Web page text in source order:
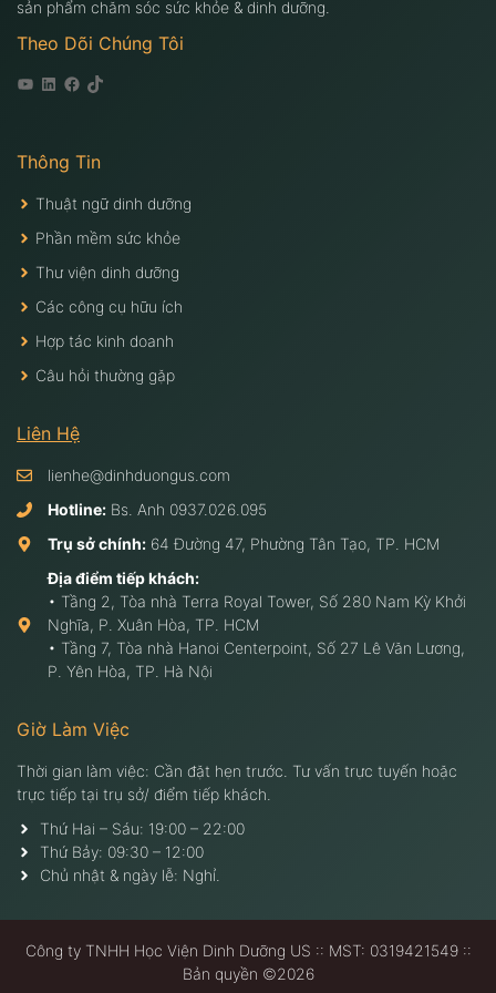
sản phẩm chăm sóc sức khỏe & dinh dưỡng.
Theo Dõi Chúng Tôi
Youtube
Linkedin
Facebook
Tiktok
Thông Tin
Thuật ngữ dinh dưỡng
Phần mềm sức khỏe
Thư viện dinh dưỡng
Các công cụ hữu ích
Hợp tác kinh doanh
Câu hỏi thường gặp
Liên Hệ
lienhe@dinhduongus.com
Hotline: Bs. Anh 0937.026.095
Trụ sở chính: 64 Đường 47, Phường Tân Tạo, TP. HCM
Địa điểm tiếp khách:
• Tầng 2, Tòa nhà Terra Royal Tower, Số 280 Nam Kỳ Khởi
Nghĩa, P. Xuân Hòa, TP. HCM
• Tầng 7, Tòa nhà Hanoi Centerpoint, Số 27 Lê Văn Lương,
P. Yên Hòa, TP. Hà Nội
Giờ Làm Việc
Thời gian làm việc: Cần đặt hẹn trước. Tư vấn trực tuyến hoặc
trực tiếp tại trụ sở/ điểm tiếp khách.
Thứ Hai – Sáu: 19:00 – 22:00
Thứ Bảy: 09:30 – 12:00
Chủ nhật & ngày lễ: Nghỉ.
Công ty TNHH Học Viện Dinh Dưỡng US :: MST: 0319421549 ::
Bản quyền ©2026